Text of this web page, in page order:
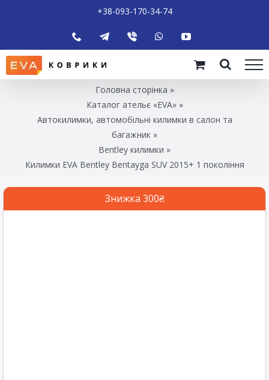
+38-093-170-34-74
Головна сторінка »
Каталог ательє «EVA»»
Автокилимки, автомобільні килимки в салон та
багажник »
Bentley килимки »
Килимки EVA Bentley Bentayga SUV 2015+ 1 покоління
Знижка 300₴